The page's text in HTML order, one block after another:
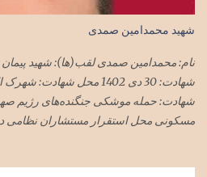
شهید محمدامین صمدی
شهادت: 30 دی 1402 محل
شهادت: حمله موشکی جنگنده‌های رژیم
مسکونی محل استقرار مستشاران نظامی